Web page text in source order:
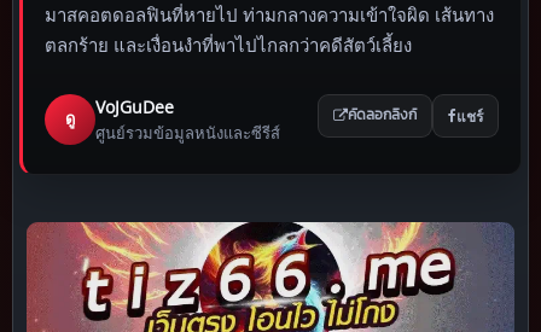
มาสคอตดอลฟินที่หายไป ท่ามกลางความเข้าใจผิด เส้นทาง
ตลกร้าย และเงื่อนงำที่พาไปไกลกว่าคดีสัตว์เลี้ยง
ดู
VoJGuDee
ศูนย์รวมข้อมูลหนังและซีรีส์
คัดลอกลิงก์ แชร์